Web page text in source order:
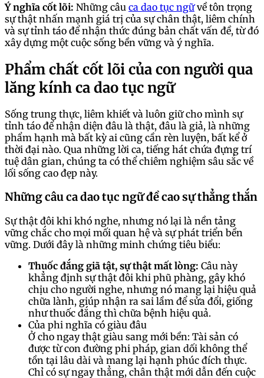
Ý nghĩa cốt lõi: Những câu ca dao tục ngữvề tôn trọng
sự thật nhấn mạnh giá trị của sự chân thật, liêm chính
và sự tỉnh táo để nhận thức đúng bản chất vấn đề, từ đó
xây dựng một cuộc sống bền vững và ý nghĩa.
Phẩm chất cốt lõi của con người qua
lăng kính ca dao tục ngữ
Sống trung thực, liêm khiết và luôn giữ cho mình sự
tỉnh táo để nhận diện đâu là thật, đâu là giả, là những
phẩm hạnh mà bất kỳ ai cũng cần rèn luyện, bất kể ở
thời đại nào. Qua những lời ca, tiếng hát chứa đựng trí
tuệ dân gian, chúng ta có thể chiêm nghiệm sâu sắc về
lối sống cao đẹp này.
Những câu ca dao tục ngữ đề cao sự thẳng thắn
Sự thật đôi khi khó nghe, nhưng nó lại là nền tảng
vững chắc cho mọi mối quan hệ và sự phát triển bền
vững. Dưới đây là những minh chứng tiêu biểu:
Thuốc đắng giã tật, sự thật mất lòng: Câu này
khẳng định sự thật đôi khi phũ phàng, gây khó
chịu cho người nghe, nhưng nó mang lại hiệu quả
chữa lành, giúp nhận ra sai lầm để sửa đổi, giống
như thuốc đắng thì chữa bệnh hiệu quả.
Của phi nghĩa có giàu đâu
Ở cho ngay thật giàu sang mới bền: Tài sản có
được từ con đường phi pháp, gian dối không thể
tồn tại lâu dài và mang lại hạnh phúc đích thực.
Chỉ có sự ngay thẳng, chân thật mới dẫn đến cuộc